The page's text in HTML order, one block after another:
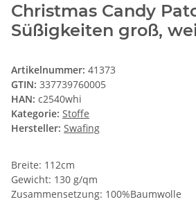
Christmas Candy
Süßigkeiten groß,
Artikelnummer: 41373
GTIN: 337739760005
HAN: c2540whi
Kategorie: Stoffe
Hersteller: Swafing
Breite: 112cm
Gewicht: 130 g/qm
Zusammensetzung: 100%Baumwolle